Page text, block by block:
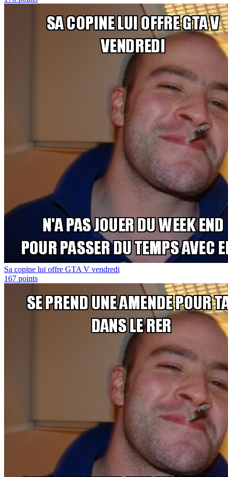
Sa copine lui offre GTA V vendredi
167 points